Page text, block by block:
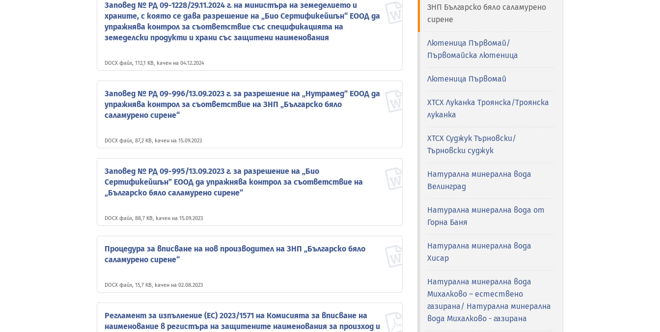
Заповед № РД 09-1228/29.11.2024 г. на министъра на земеделието и
храните, с която се дава разрешение на „Био Сертификейшън“ ЕООД да
упражнява контрол за съответствие със спецификацията на
земеделски продукти и храни със защитени наименования
DOCX файл, 112,1 KB, качен на 04.12.2024
Заповед № РД 09-996/13.09.2023 г. за разрешение на „Нутрамед” ЕООД да
упражнява контрол за съответствие на ЗНП „Българско бяло
саламурено сирене“
DOCX файл, 87,2 KB, качен на 15.09.2023
Заповед № РД 09-995/13.09.2023 г. за разрешение на „Био
Сертификейшън” ЕООД да упражнява контрол за съответствие на
„Българско бяло саламурено сирене“
DOCX файл, 88,7 KB, качен на 15.09.2023
Процедура за вписване на нов производител на ЗНП „Българско бяло
саламурено сирене“
DOCX файл, 15,7 KB, качен на 02.08.2023
Регламент за изпълнение (ЕС) 2023/1571 на Комисията за вписване на
наименование в регистъра на защитените наименования за произход и
ЗНП Българско бяло сaламурено
сирене
Лютеница Първомай/
Първомайска лютеница
Лютеница Първомай
ХТСХ Луканка Троянска/Троянска
луканка
ХТСХ Суджук Търновски/
Търновски суджук
Натурална минерална вода
Велинград
Натурална минерална вода от
Горна Баня
Натурална минерална вода
Хисар
Натурална минерална вода
Михалково – естествено
газирана/ Натурална минерална
вода Михалково - газирана